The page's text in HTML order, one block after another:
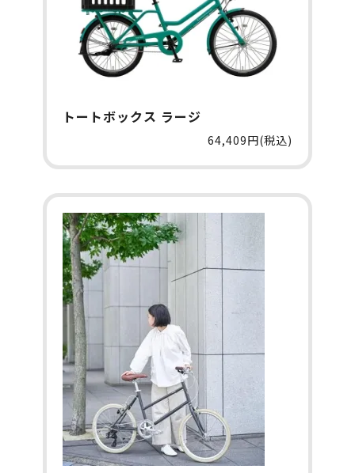
トートボックス ラージ
64,409円(税込)